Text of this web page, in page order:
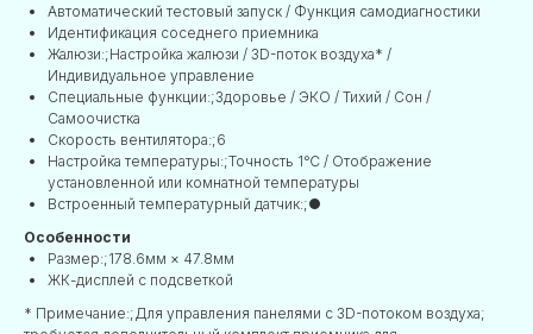
Автоматический тестовый запуск / Функция самодиагностики
Идентификация соседнего приемника
Жалюзи:;Настройка жалюзи / 3D-поток воздуха* /
Индивидуальное управление
Специальные функции:;Здоровье / ЭКО / Тихий / Сон /
Самоочистка
Скорость вентилятора:;6
Настройка температуры:;Точность 1℃ / Отображение
установленной или комнатной температуры
Встроенный температурный датчик:;●
Особенности
Размер:;178.6мм × 47.8мм
ЖК-дисплей с подсветкой
* Примечание:;Для управления панелями с 3D-потоком воздуха;